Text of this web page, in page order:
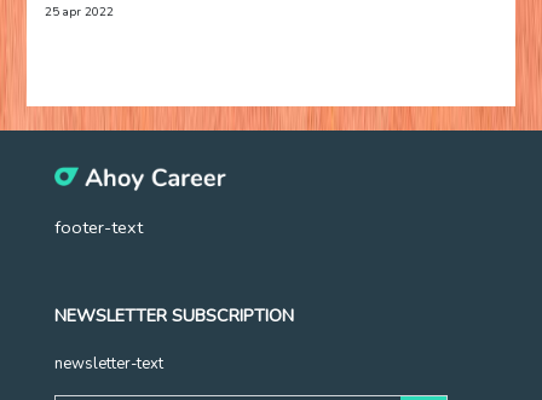
25 apr 2022
footer-text
NEWSLETTER SUBSCRIPTION
newsletter-text